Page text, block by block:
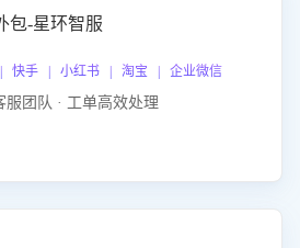
包-星环智服
快手 | 小红书 | 淘宝 | 企业微信
服团队 · 工单高效处理